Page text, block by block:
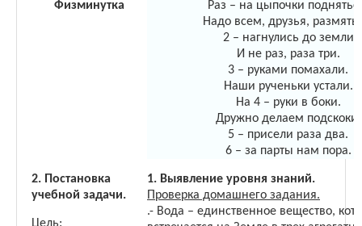
Физминутка
Раз – на цыпочки
Надо всем, друзья,
2 – нагнулись до земли
И не раз, раза три.
3 – руками помахали.
Наши рученьки устали.
На 4 – руки в боки.
Дружно делаем подскоки.
5 – присели раза два.
6 – за парты нам пора.
2. Постановка
учебной задачи.
1. Выявление уровня знаний.
Проверка домашнего задания.
.- Вода – единственное вещество,